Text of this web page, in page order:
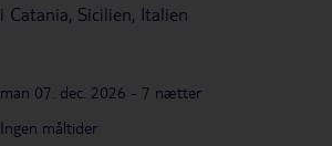
i Catania, Sicilien, Italien
man 07. dec. 2026 - 7 nætter
Ingen måltider